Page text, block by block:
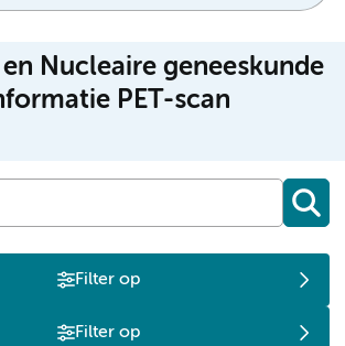
Nucleaire geneeskunde
PET-scan
Filter op
Filter op